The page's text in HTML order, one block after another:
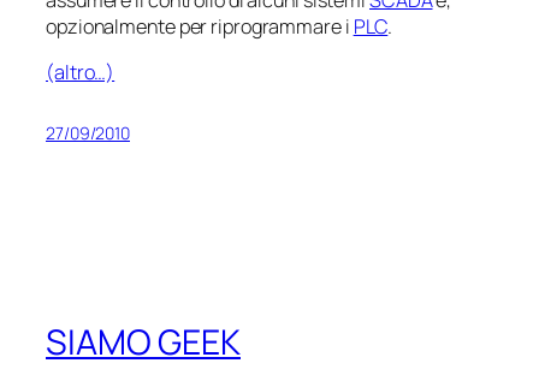
opzionalmente per riprogrammare i PLC.
(altro…)
27/09/2010
SIAMO GEEK